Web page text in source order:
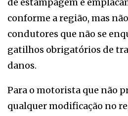
de estampagem e
conforme a região, mas
condutores que não se
gatilhos obrigatórios de
danos.
Para o motorista que não
qualquer modificação no